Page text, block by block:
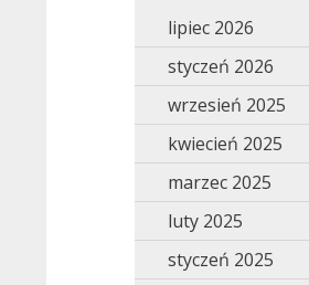
lipiec 2026
styczeń 2026
wrzesień 2025
kwiecień 2025
marzec 2025
luty 2025
styczeń 2025